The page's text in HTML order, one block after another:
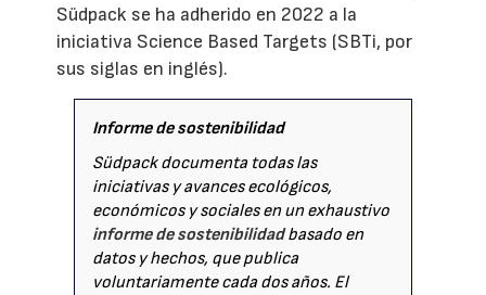
Südpack se ha adherido en 2022 a la
iniciativa Science Based Targets (SBTi, por
sus siglas en inglés).
Informe de sostenibilidad
Südpack documenta todas las
iniciativas y avances ecológicos,
económicos y sociales en un exhaustivo
informe de sostenibilidadbasado en
datos y hechos, que publica
voluntariamente cada dos años. El